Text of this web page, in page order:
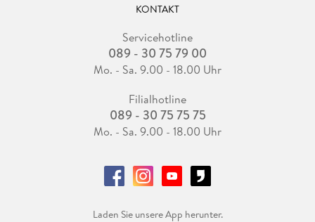
KONTAKT
Servicehotline
089 - 30 75 79 00
Mo. - Sa. 9.00 - 18.00 Uhr
Filialhotline
089 - 30 75 75 75
Mo. - Sa. 9.00 - 18.00 Uhr
Laden Sie unsere App herunter.